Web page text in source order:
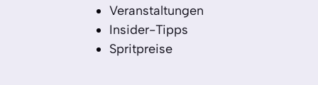
Veranstaltungen
Insider-Tipps
Spritpreise